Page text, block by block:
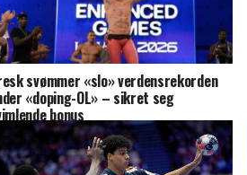
svømmer «slo» verdensrekorden
«doping-OL» – sikret seg
bonus